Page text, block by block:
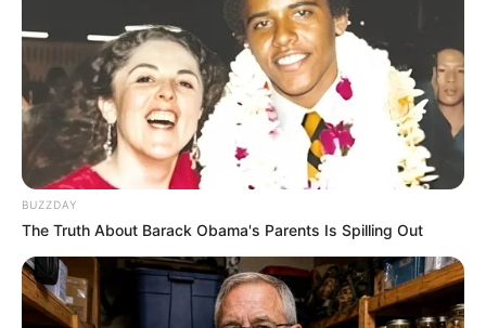
BUZZDAY
The Truth About Barack Obama's Parents Is Spilling Out